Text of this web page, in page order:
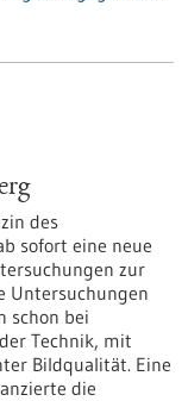
des
sofort eine neue
zur
Untersuchungen
schon bei
Technik, mit
Bildqualität. Eine
die